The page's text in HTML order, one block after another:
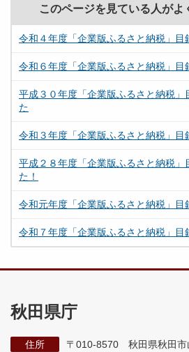
このページを見ている人がよ
令和４年度「企業版ふるさと納税」目
令和６年度「企業版ふるさと納税」目
平成３０年度「企業版ふるさと納税」
た
令和３年度「企業版ふるさと納税」目
平成２８年度「企業版ふるさと納税」
た！
令和元年度「企業版ふるさと納税」目
令和７年度「企業版ふるさと納税」目
秋田県庁
住所
〒010-8570 秋田県秋田市